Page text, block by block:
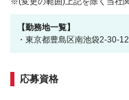
【勤務地一覧】
・東京都豊島区南池袋2-30-
応募資格